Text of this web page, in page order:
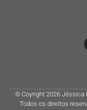
© Coyright 2026 Jéssica
Todos os direitos